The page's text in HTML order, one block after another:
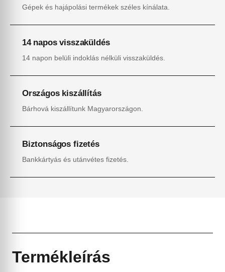
Gépek és hajápolási termékek széles kínálata.
14 napos visszaküldés
14 napon belüli indoklás nélküli visszaküldés.
Országos kiszállítás
Bárhová kiszállítunk Magyarországon.
Biztonságos fizetés
Bankkártyás és utánvétes fizetés.
Termékleírás